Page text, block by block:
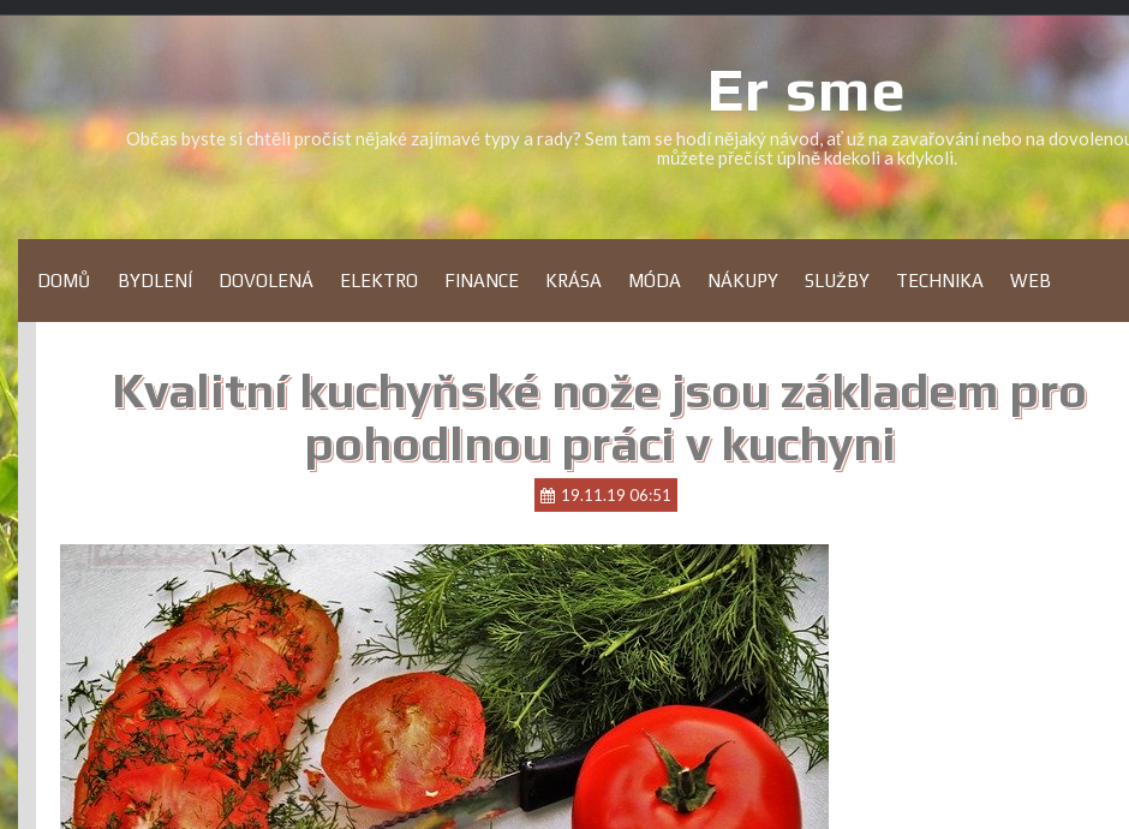
Skip
Er sme
Občas byste si chtěli pročíst nějaké zajímavé typy a rady? Sem tam se hodí nějaký návod, ať už na zavařování nebo na
můžete přečíst úplně kdekoli a kdykoli.
DOMŮ BYDLENÍ DOVOLENÁ ELEKTRO FINANCE KRÁSA MÓDA NÁKUPY SLUŽBY TECHNIKA WEB
Kvalitní kuchyňské nože jsou základem pro
pohodlnou práci v kuchyni
19.11.19 06:51